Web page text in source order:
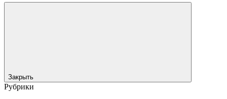
Закрыть
Рубрики